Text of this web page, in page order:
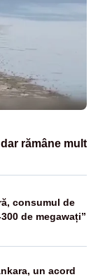
rămâne mult
consumul de
de megawați”
un acord